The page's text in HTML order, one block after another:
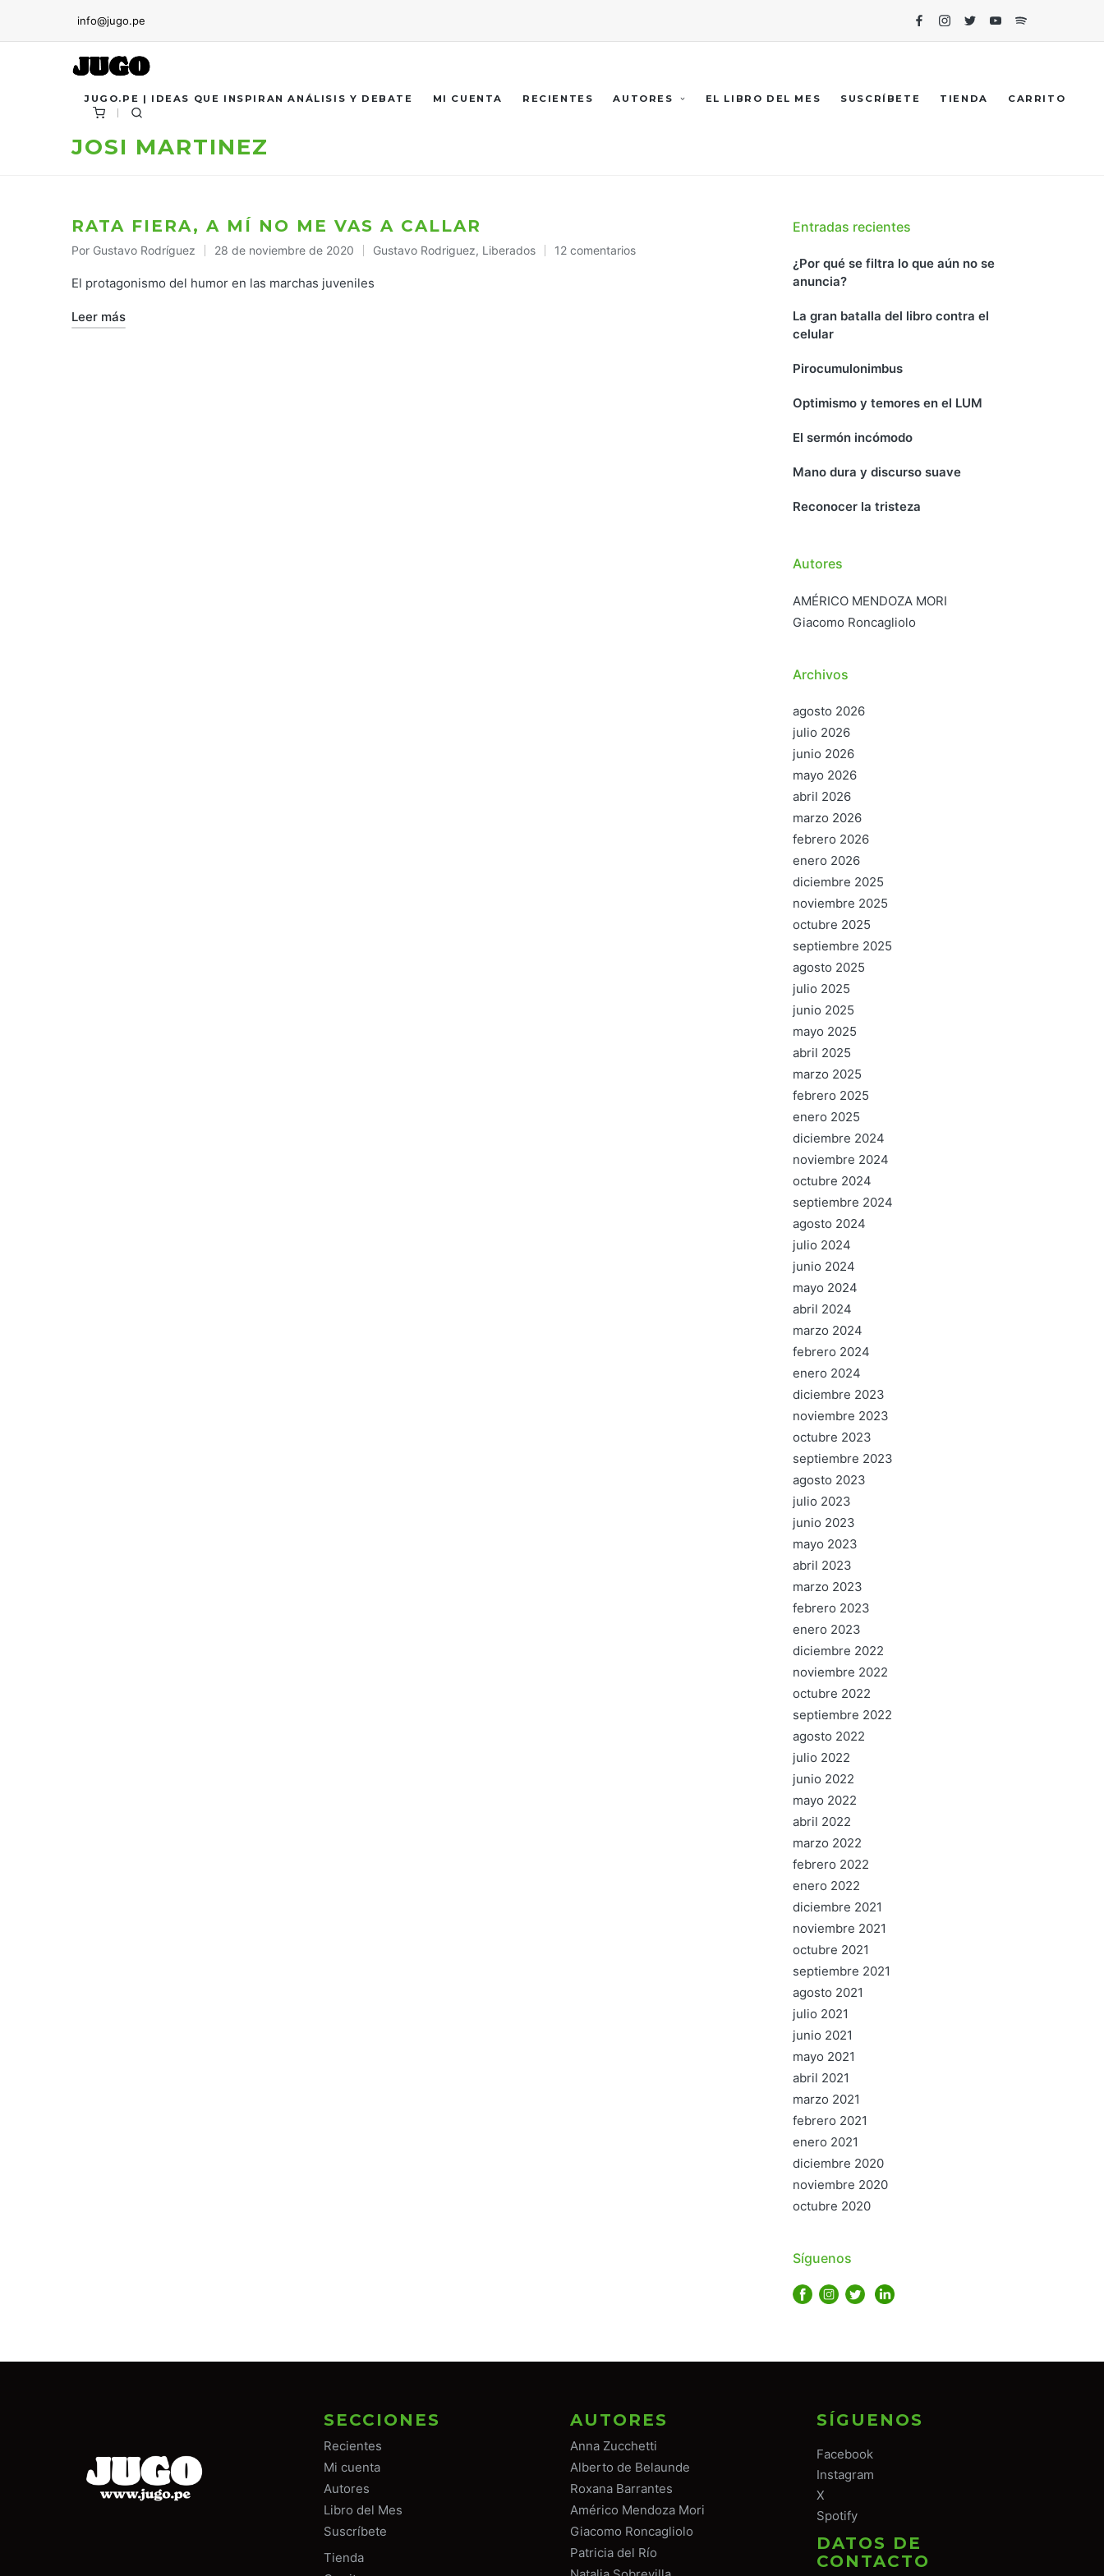
info@jugo.pe
FacebookInstagram
TwitterYoutubeSpotify
JUGO.PE | IDEAS QUE INSPIRAN ANÁLISIS Y DEBATE MI CUENTA RECIENTES AUTORES EL LIBRO DEL MES SUSCRÍBETE TIENDA CARRITO
JOSI MARTINEZ
RATA FIERA, A MÍ NO ME VAS A CALLAR
Publicado
por
Por Gustavo Rodríguez 28 de noviembre de 2020
Publicado
en
Gustavo Rodriguez, Liberados 12 comentarios
El protagonismo del humor en las marchas juveniles
Leer más
Entradas recientes
¿Por qué se filtra lo que aún no se
anuncia?
La gran batalla del libro contra el
celular
Pirocumulonimbus
Optimismo y temores en el LUM
El sermón incómodo
Mano dura y discurso suave
Reconocer la tristeza
Autores
AMÉRICO MENDOZA MORI
Giacomo Roncagliolo
Archivos
agosto 2026
julio 2026
junio 2026
mayo 2026
abril 2026
marzo 2026
febrero 2026
enero 2026
diciembre 2025
noviembre 2025
octubre 2025
septiembre 2025
agosto 2025
julio 2025
junio 2025
mayo 2025
abril 2025
marzo 2025
febrero 2025
enero 2025
diciembre 2024
noviembre 2024
octubre 2024
septiembre 2024
agosto 2024
julio 2024
junio 2024
mayo 2024
abril 2024
marzo 2024
febrero 2024
enero 2024
diciembre 2023
noviembre 2023
octubre 2023
septiembre 2023
agosto 2023
julio 2023
junio 2023
mayo 2023
abril 2023
marzo 2023
febrero 2023
enero 2023
diciembre 2022
noviembre 2022
octubre 2022
septiembre 2022
agosto 2022
julio 2022
junio 2022
mayo 2022
abril 2022
marzo 2022
febrero 2022
enero 2022
diciembre 2021
noviembre 2021
octubre 2021
septiembre 2021
agosto 2021
julio 2021
junio 2021
mayo 2021
abril 2021
marzo 2021
febrero 2021
enero 2021
diciembre 2020
noviembre 2020
octubre 2020
Síguenos
SECCIONES
Recientes
Mi cuenta
Autores
Libro del Mes
Suscríbete
Tienda
AUTORES
Anna Zucchetti
Alberto de Belaunde
Roxana Barrantes
Américo Mendoza Mori
Giacomo Roncagliolo
Patricia del Río
SÍGUENOS
Facebook
Instagram
X
Spotify
DATOS DE
CONTACTO